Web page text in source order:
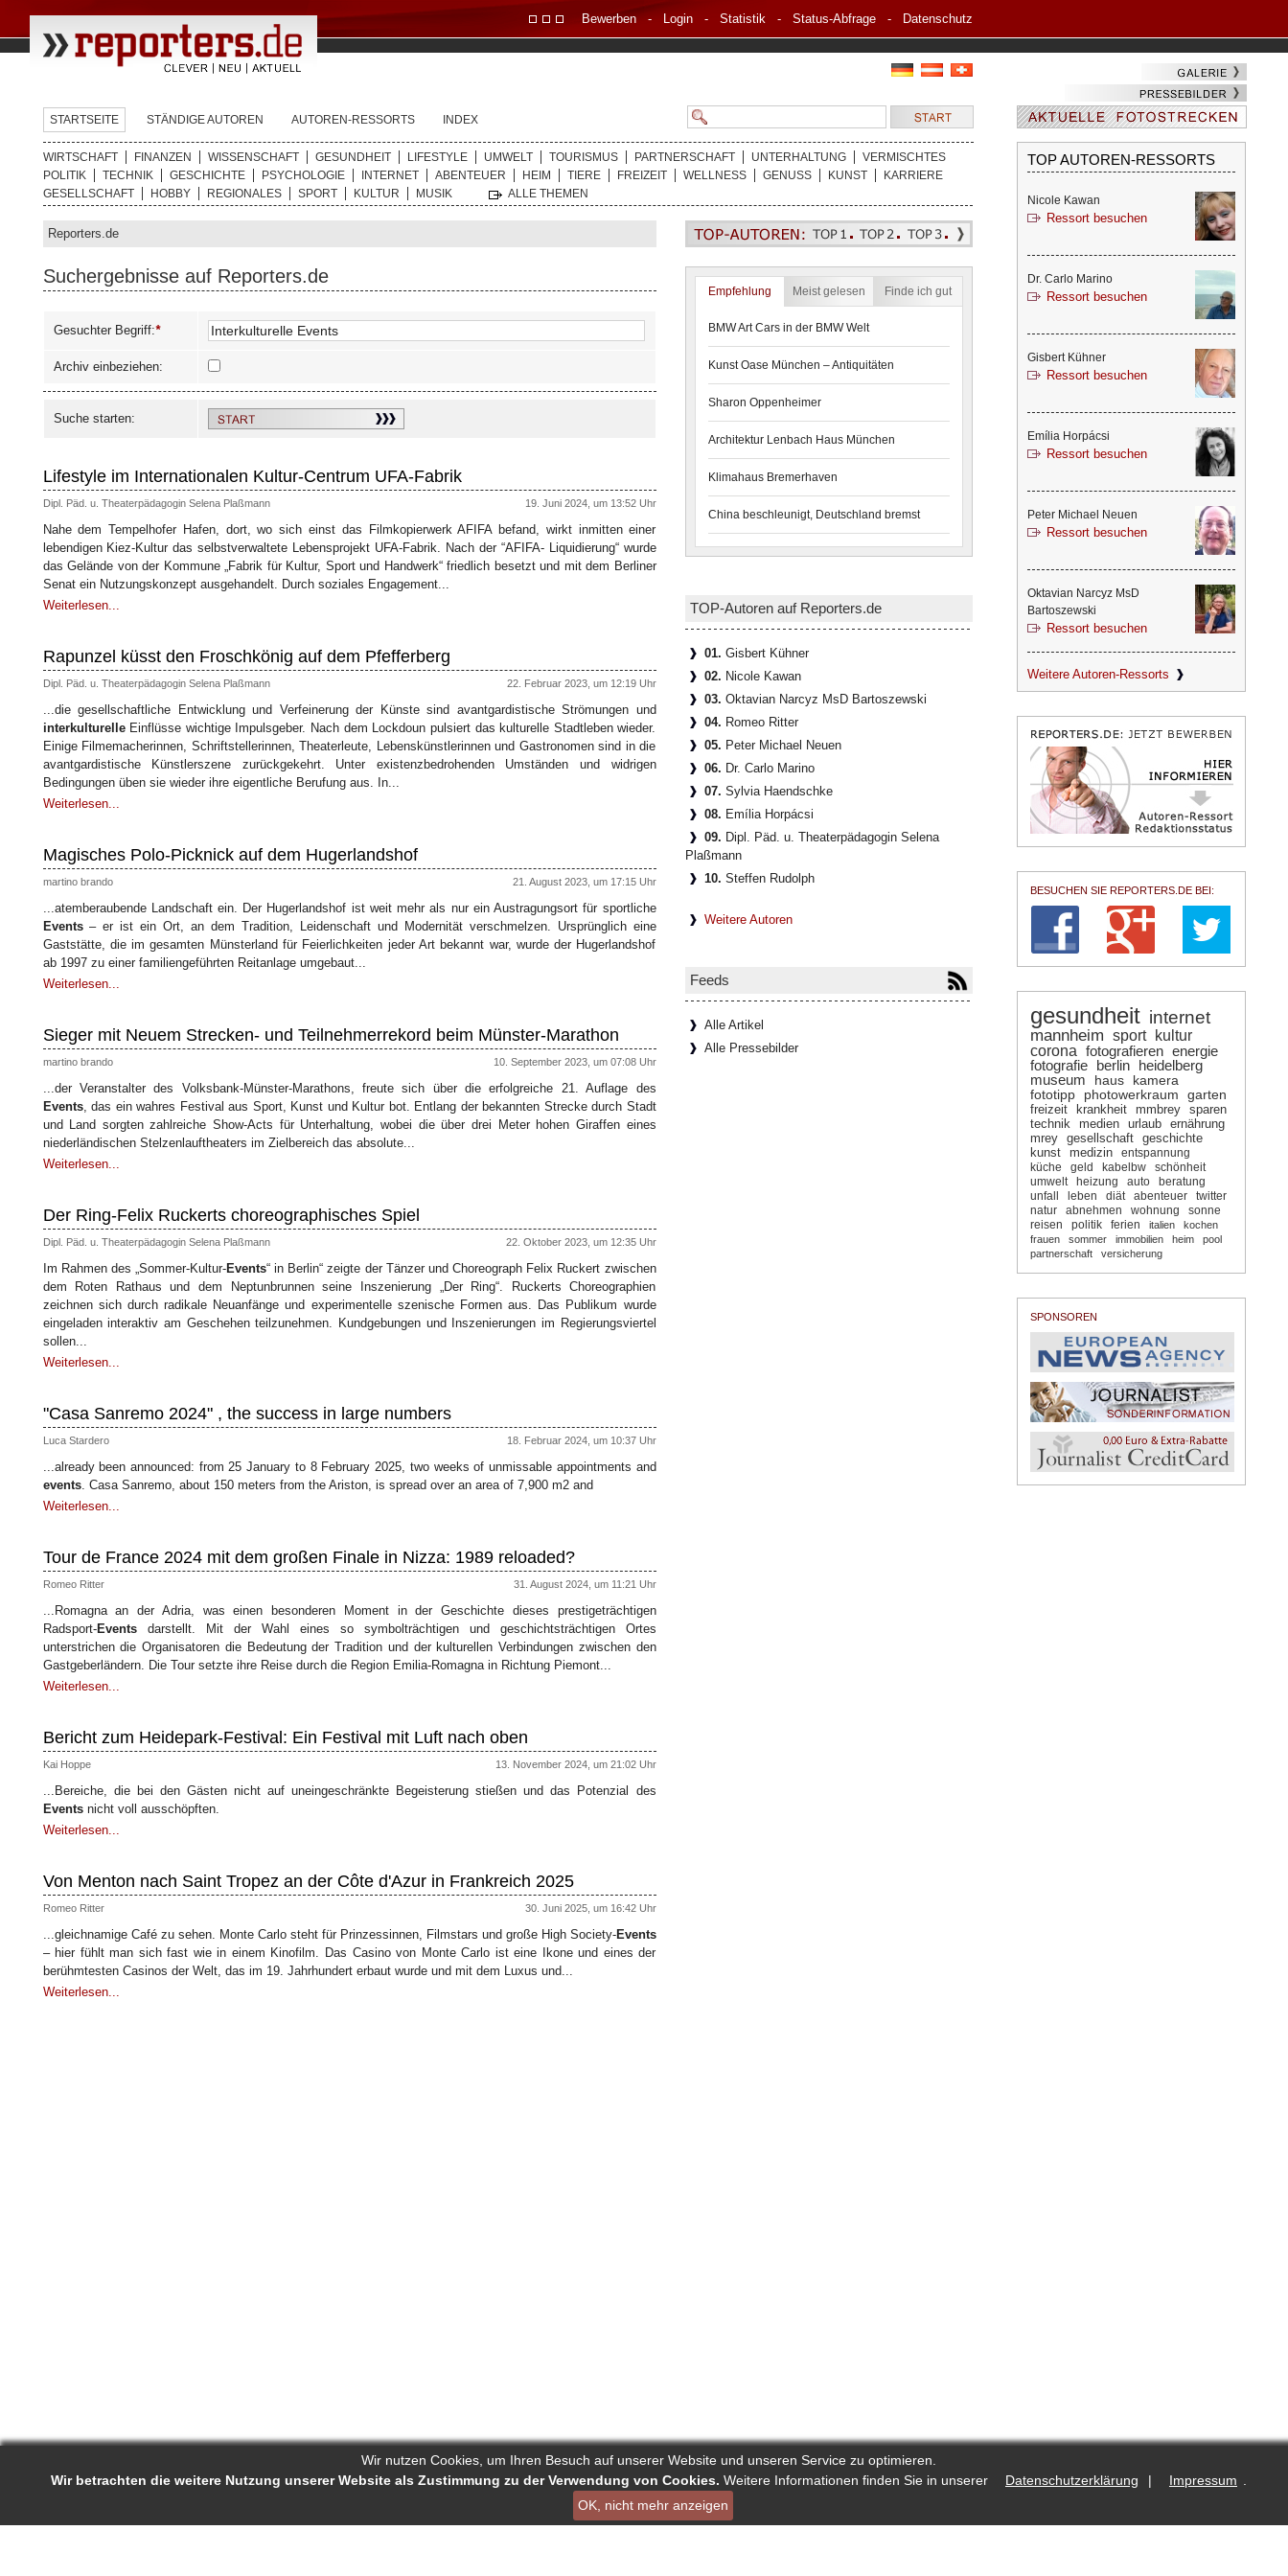
Wir nutzen Cookies, um Ihren Besuch auf unserer Website und unseren Service zu optimieren.
Wir betrachten die weitere Nutzung unserer Website als Zustimmung zu der Verwendung von Cookies. Weitere Informationen finden Sie in unserer Datenschutzerklärung | Impressum
OK, nicht mehr anzeigen
Bewerben- Login- Statistik- Status-Abfrage- Datenschutz
STARTSEITE STÄNDIGE AUTOREN AUTOREN-RESSORTS INDEX
WIRTSCHAFT FINANZEN WISSENSCHAFT GESUNDHEIT LIFESTYLE UMWELT TOURISMUS PARTNERSCHAFT UNTERHALTUNG
VERMISCHTES
POLITIK
TECHNIK GESCHICHTE PSYCHOLOGIE INTERNET ABENTEUER HEIM TIERE FREIZEIT WELLNESS GENUSS KUNST
KARRIERE
GESELLSCHAFT
HOBBY REGIONALES SPORT KULTUR MUSIK ALLE THEMEN
Reporters.de
Suchergebnisse auf Reporters.de
Gesuchter Begriff:*
Archiv einbeziehen:
Suche starten:
Lifestyle im Internationalen Kultur-Centrum UFA-Fabrik
Dipl. Päd. u. Theaterpädagogin Selena Plaßmann 19. Juni 2024, um 13:52 Uhr
Nahe dem Tempelhofer Hafen, dort, wo sich einst das Filmkopierwerk AFIFA befand, wirkt inmitten einer
lebendigen Kiez-Kultur das selbstverwaltete Lebensprojekt UFA-Fabrik. Nach der “AFIFA- Liquidierung“ wurde
das Gelände von der Kommune „Fabrik für Kultur, Sport und Handwerk“ friedlich besetzt und mit dem Berliner
Senat ein Nutzungskonzept ausgehandelt. Durch soziales Engagement...
Weiterlesen...
Rapunzel küsst den Froschkönig auf dem Pfefferberg
Dipl. Päd. u. Theaterpädagogin Selena Plaßmann 22. Februar 2023, um 12:19 Uhr
...die gesellschaftliche Entwicklung und Verfeinerung der Künste sind avantgardistische Strömungen und
interkulturelleEinflüsse wichtige Impulsgeber. Nach dem Lockdoun pulsiert das kulturelle Stadtleben wieder.
Einige Filmemacherinnen, Schriftstellerinnen, Theaterleute, Lebenskünstlerinnen und Gastronomen sind in die
avantgardistische Künstlerszene zurückgekehrt. Unter existenzbedrohenden Umständen und widrigen
Bedingungen üben sie wieder ihre eigentliche Berufung aus. In...
Weiterlesen...
Magisches Polo-Picknick auf dem Hugerlandshof
martino brando 21. August 2023, um 17:15 Uhr
...atemberaubende Landschaft ein. Der Hugerlandshof ist weit mehr als nur ein Austragungsort für sportliche
Events– er ist ein Ort, an dem Tradition, Leidenschaft und Modernität verschmelzen. Ursprünglich eine
Gaststätte, die im gesamten Münsterland für Feierlichkeiten jeder Art bekannt war, wurde der Hugerlandshof
ab 1997 zu einer familiengeführten Reitanlage umgebaut...
Weiterlesen...
Sieger mit Neuem Strecken- und Teilnehmerrekord beim Münster-Marathon
martino brando 10. September 2023, um 07:08 Uhr
...der Veranstalter des Volksbank-Münster-Marathons, freute sich über die erfolgreiche 21. Auflage des
Events, das ein wahres Festival aus Sport, Kunst und Kultur bot. Entlang der bekannten Strecke durch Stadt
und Land sorgten zahlreiche Show-Acts für Unterhaltung, wobei die über drei Meter hohen Giraffen eines
niederländischen Stelzenlauftheaters im Zielbereich das absolute...
Weiterlesen...
Der Ring-Felix Ruckerts choreographisches Spiel
Dipl. Päd. u. Theaterpädagogin Selena Plaßmann 22. Oktober 2023, um 12:35 Uhr
Im Rahmen des „Sommer-Kultur-Events“ in Berlin“ zeigte der Tänzer und Choreograph Felix Ruckert zwischen
dem Roten Rathaus und dem Neptunbrunnen seine Inszenierung „Der Ring“. Ruckerts Choreographien
zeichnen sich durch radikale Neuanfänge und experimentelle szenische Formen aus. Das Publikum wurde
eingeladen interaktiv am Geschehen teilzunehmen. Kundgebungen und Inszenierungen im Regierungsviertel
sollen...
Weiterlesen...
"Casa Sanremo 2024" , the success in large numbers
Luca Stardero 18. Februar 2024, um 10:37 Uhr
...already been announced: from 25 January to 8 February 2025, two weeks of unmissable appointments and
events. Casa Sanremo, about 150 meters from the Ariston, is spread over an area of 7,900 m2 and
Weiterlesen...
Tour de France 2024 mit dem großen Finale in Nizza: 1989 reloaded?
Romeo Ritter 31. August 2024, um 11:21 Uhr
...Romagna an der Adria, was einen besonderen Moment in der Geschichte dieses prestigeträchtigen
Radsport-Eventsdarstellt. Mit der Wahl eines so symbolträchtigen und geschichtsträchtigen Ortes
unterstrichen die Organisatoren die Bedeutung der Tradition und der kulturellen Verbindungen zwischen den
Gastgeberländern. Die Tour setzte ihre Reise durch die Region Emilia-Romagna in Richtung Piemont...
Weiterlesen...
Bericht zum Heidepark-Festival: Ein Festival mit Luft nach oben
Kai Hoppe 13. November 2024, um 21:02 Uhr
...Bereiche, die bei den Gästen nicht auf uneingeschränkte Begeisterung stießen und das Potenzial des
Eventsnicht voll ausschöpften.
Weiterlesen...
Von Menton nach Saint Tropez an der Côte d'Azur in Frankreich 2025
Romeo Ritter 30. Juni 2025, um 16:42 Uhr
...gleichnamige Café zu sehen. Monte Carlo steht für Prinzessinnen, Filmstars und große High Society-Events
– hier fühlt man sich fast wie in einem Kinofilm. Das Casino von Monte Carlo ist eine Ikone und eines der
berühmtesten Casinos der Welt, das im 19. Jahrhundert erbaut wurde und mit dem Luxus und...
Weiterlesen...
Empfehlung Meist gelesen Finde ich gut
BMW Art Cars in der BMW Welt
Kunst Oase München – Antiquitäten
Sharon Oppenheimer
Architektur Lenbach Haus München
Klimahaus Bremerhaven
China beschleunigt, Deutschland bremst
TOP-Autoren auf Reporters.de
01. Gisbert Kühner
02. Nicole Kawan
03. Oktavian Narcyz MsD Bartoszewski
04. Romeo Ritter
05. Peter Michael Neuen
06. Dr. Carlo Marino
07. Sylvia Haendschke
08. Emília Horpácsi
09. Dipl. Päd. u. Theaterpädagogin Selena
Plaßmann
10. Steffen Rudolph
Weitere Autoren
Feeds
Alle Artikel
Alle Pressebilder
TOP AUTOREN-RESSORTS
Nicole Kawan
Ressort besuchen
Dr. Carlo Marino
Ressort besuchen
Gisbert Kühner
Ressort besuchen
Emília Horpácsi
Ressort besuchen
Peter Michael Neuen
Ressort besuchen
Oktavian Narcyz MsD
Bartoszewski
Ressort besuchen
Weitere Autoren-Ressorts
BESUCHEN SIE REPORTERS.DE BEI:
gesundheit internet
mannheim sport
kultur
corona fotografieren energie
fotografie
berlin
heidelberg
museum
haus kamera
fototipp photowerkraum
garten
freizeit
krankheit mmbrey
sparen
technik
medien urlaub
ernährung
mrey
gesellschaft
geschichte
kunst
medizin
entspannung
küche
geld kabelbw
schönheit
umwelt
heizung auto
beratung
unfall
leben diät abenteuer
twitter
natur
abnehmen wohnung
sonne
reisen
politik ferien italien
kochen
frauen
sommer immobilien heim
pool
partnerschaft
versicherung
SPONSOREN